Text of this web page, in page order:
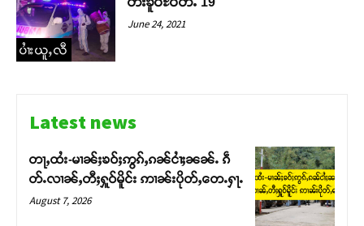
ပၢႆးယူႇလီ
June 24, 2021
Latest news
တႃႇထႆး-မၢၼ်ႈၶဝ်ႈဢွၵ်ႇၵၼ်ငၢႆႈၼၼ်ႉ ၵဵ
တ်ႉလၢၼ်ႇတီႈႁူဝ်မိူင်း ဢၢၼ်းပိုတ်ႇတေႉႁႃႉ
August 7, 2026